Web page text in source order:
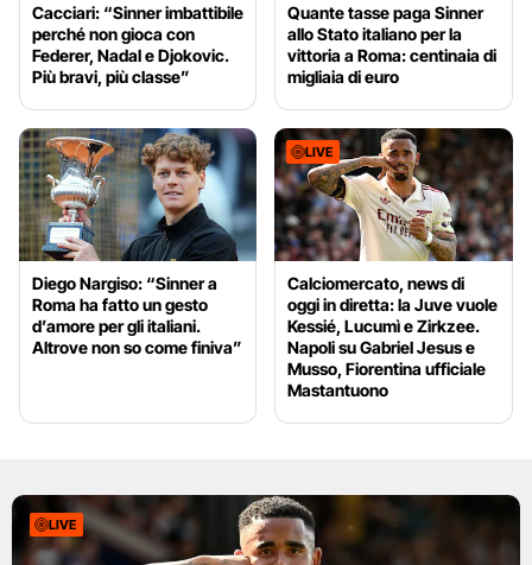
Cacciari: “Sinner imbattibile
perché non gioca con
Federer, Nadal e Djokovic.
Più bravi, più classe”
Quante tasse paga Sinner
allo Stato italiano per la
vittoria a Roma: centinaia di
migliaia di euro
Diego Nargiso: “Sinner a
Roma ha fatto un gesto
d’amore per gli italiani.
Altrove non so come finiva”
LIVE
Calciomercato, news di
oggi in diretta: la Juve vuole
Kessié, Lucumì e Zirkzee.
Napoli su Gabriel Jesus e
Musso, Fiorentina ufficiale
Mastantuono
LIVE